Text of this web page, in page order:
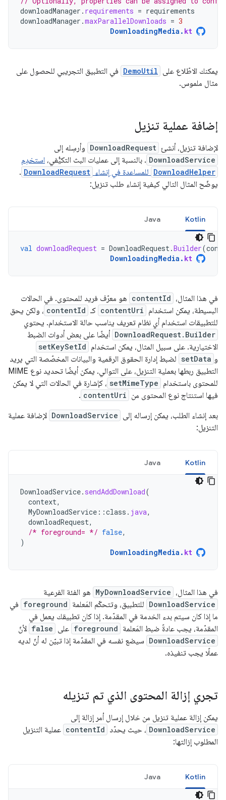
downloadManager . requirements = requirements
downloadManager .maxParallelDownloads = 3
DownloadingMedia . kt
يمكنك الاطّلاع على DemoUtil في التطبيق التجريبي للحصول على
مثال ملموس.
إضافة عملية تنزيل
لإضافة تنزيل، أنشئ DownloadRequest وأرسِله إلى
DownloadService . بالنسبة إلى عمليات البث التكيُّفي، استخدِم
DownloadHelper للمساعدة في إنشاء DownloadRequest
.
يوضّح المثال التالي كيفية إنشاء طلب تنزيل:
Kotlin
Java
val downloadRequest = DownloadRequest .Builder(
DownloadingMedia . kt
في هذا المثال، contentId هو معرّف فريد للمحتوى. في الحالات
البسيطة، يمكن استخدام contentUri كـ contentId ، ولكن يحق
للتطبيقات استخدام أي نظام تعريف يناسب حالة الاستخدام. يحتوي
DownloadRequest.Builder أيضًا على بعض أدوات الضبط
الاختيارية. على سبيل المثال، يمكن استخدام setKeySetId
و setData لضبط إدارة الحقوق الرقمية والبيانات المخصّصة التي يريد
التطبيق ربطها بعملية التنزيل، على التوالي. يمكن أيضًا تحديد نوع MIME
للمحتوى باستخدام setMimeType ، كإشارة في الحالات التي لا يمكن
فيها استنتاج نوع المحتوى من contentUri
.
بعد إنشاء الطلب، يمكن إرساله إلى DownloadService لإضافة عملية
التنزيل:
Kotlin
Java
DownloadService. sendAddDownload(
context,
MyDownloadService ::class . java,
downloadRequest,
/* foreground= */ false,
)
DownloadingMedia . kt
في هذا المثال، MyDownloadService هو الفئة الفرعية
DownloadService للتطبيق، وتتحكّم المَعلمة foreground في
ما إذا كان سيتم بدء الخدمة في المقدّمة. إذا كان تطبيقك يعمل في
المقدّمة، يجب عادةً ضبط المَعلمة foreground على false لأنّ
DownloadService سيضع نفسه في المقدّمة إذا تبيّن له أنّ لديه
عملًا يجب تنفيذه.
تجري إزالة المحتوى الذي تم تنزيله
يمكن إزالة عملية تنزيل من خلال إرسال أمر إزالة إلى
DownloadService ، حيث يحدّد contentId عملية التنزيل
المطلوب إزالتها:
Kotlin
Java